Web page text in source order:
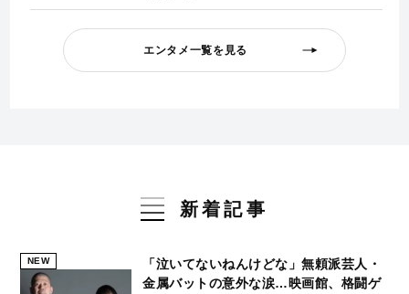
エンタメ一覧を見る
新着記事
NEW
「泣いてないねんけどな」無頼派芸人・
金属バットの意外な涙…映画館、格闘ゲ